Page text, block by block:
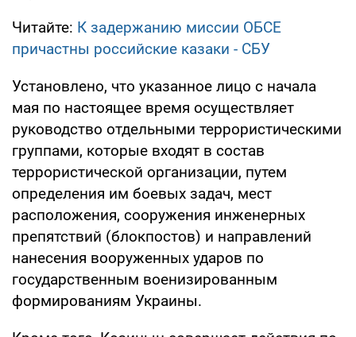
Читайте: К задержанию миссии ОБСЕ
причастны российские казаки - СБУ
Установлено, что указанное лицо с начала
мая по настоящее время осуществляет
руководство отдельными террористическими
группами, которые входят в состав
террористической организации, путем
определения им боевых задач, мест
расположения, сооружения инженерных
препятствий (блокпостов) и направлений
нанесения вооруженных ударов по
государственным военизированным
формированиям Украины.